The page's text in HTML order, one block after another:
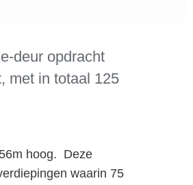
deur opdracht
met in totaal 125
hoog. Deze
waarin 75